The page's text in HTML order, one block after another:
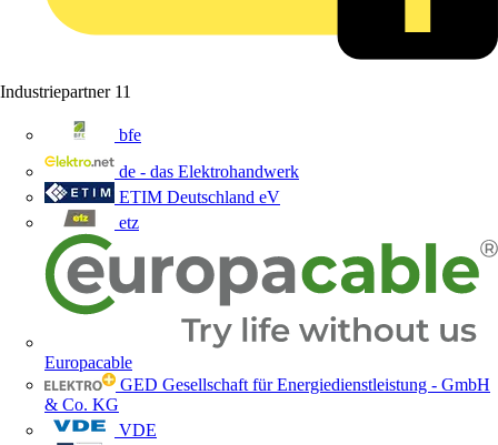
Industriepartner 11
bfe
de - das Elektrohandwerk
ETIM Deutschland eV
etz
Europacable
GED Gesellschaft für Energiedienstleistung - GmbH
& Co. KG
VDE